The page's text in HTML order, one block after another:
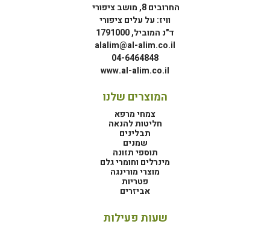
החרובים 8, מושב ציפורי
וויז: על עלים ציפורי
ד"נ המוביל, 1791000
alalim@al-alim.co.il
04-6464848
www.al-alim.co.il
המוצרים שלנו
צמחי מרפא
חליטות להנאה
תבלינים
שמנים
תוספי תזונה
מינרלים וחומרי גלם
מוצרי מורינגה
פטריות
אביזרים
שעות פעילות